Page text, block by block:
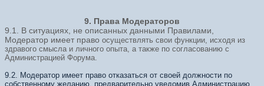
9. Права Модераторов
9.1. В ситуациях, не описанных данными Правилами,
Модератор имеет право осуществлять свои функции, исходя из
здравого смысла и личного опыта, а также по согласованию с
Администрацией Форума.
9.2. Модератор имеет право отказаться от своей должности по
собственному желанию, предварительно уведомив Администрацию